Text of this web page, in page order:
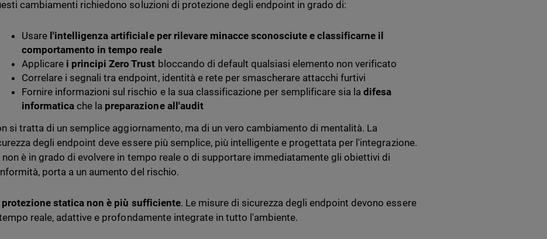
cambiamenti richiedono soluzioni di protezione degli endpoint in grado di:
Usare l'intelligenza artificiale per rilevare minacce sconosciute e classificarne il
comportamento in tempo reale
Applicare i principi Zero Trust bloccando di default qualsiasi elemento non verificato
Correlare i segnali tra endpoint, identità e rete per smascherare attacchi furtivi
Fornire informazioni sul rischio e la sua classificazione per semplificare sia ladifesa
informatica che la preparazione all'audit
si tratta di un semplice aggiornamento, ma di un vero cambiamento di mentalità. La
degli endpoint deve essere più semplice, più intelligente e progettata per l'integrazione.
non è in grado di evolvere in tempo reale o di supportare immediatamente gli obiettivi di
porta a un aumento del rischio.
protezione statica non è più sufficiente. Le misure di sicurezza degli endpoint devono essere
reale, adattive e profondamente integrate in tutto l'ambiente.